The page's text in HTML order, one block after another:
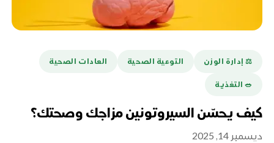
⚖️ إدارة الوزن التوعية الصحية العادات الصحية
🥗 التغذية
كيف يحسّن السيروتونين مزاجك وصحتك؟
ديسمبر 14, 2025